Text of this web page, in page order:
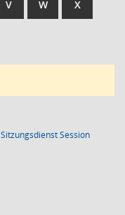
V W X
SitzungsdienstSession(Wird in